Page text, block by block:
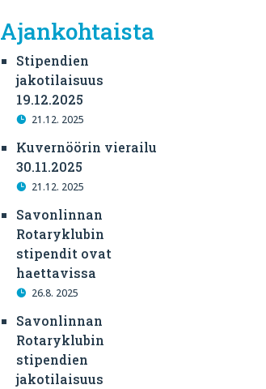
Ajankohtaista
Stipendien
jakotilaisuus
19.12.2025
21.12. 2025
Kuvernöörin vierailu
30.11.2025
21.12. 2025
Savonlinnan
Rotaryklubin
stipendit ovat
haettavissa
26.8. 2025
Savonlinnan
Rotaryklubin
stipendien
jakotilaisuus